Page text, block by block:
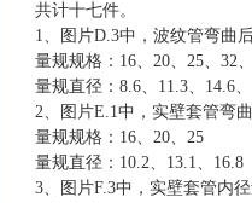
共计十七件。
1、图片D.3中，波纹管弯曲
量规规格： 16、20、25、32
量规直径：8.6、11.3、14.6
2、图片E.1中，实壁套管弯
量规规格： 16、20、25
量规直径： 10.2、13.1、16.8
3、图片F.3中，实壁套管内